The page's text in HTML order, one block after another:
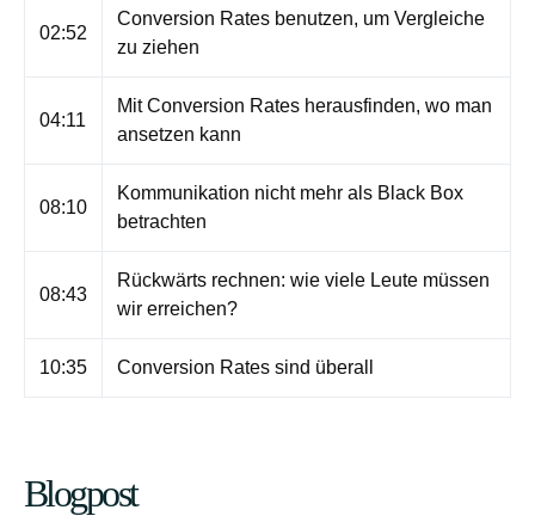
02:52
Conversion Rates benutzen, um Vergleiche
zu ziehen
04:11
Mit Conversion Rates herausfinden, wo man
ansetzen kann
08:10
Kommunikation nicht mehr als Black Box
betrachten
08:43
Rückwärts rechnen: wie viele Leute müssen
wir erreichen?
10:35 Conversion Rates sind überall
Blogpost